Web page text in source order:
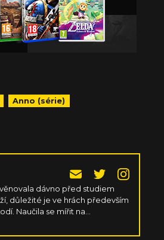
Anno (série)
dávno před studiem
důležité je ve hrách především
Naučila se mířit na